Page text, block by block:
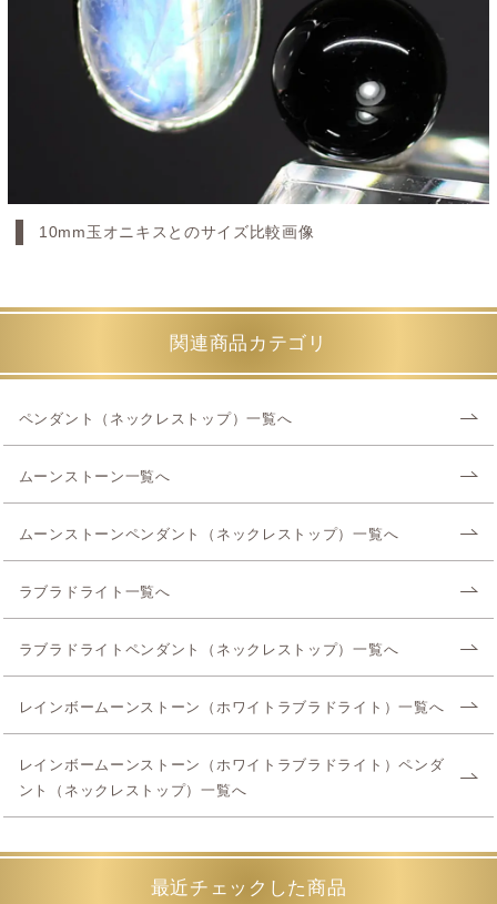
10mm玉オニキスとのサイズ比較画像
関連商品カテゴリ
ペンダント（ネックレストップ）一覧へ
ムーンストーン一覧へ
ムーンストーンペンダント（ネックレストップ）一覧へ
ラブラドライト一覧へ
ラブラドライトペンダント（ネックレストップ）一覧へ
レインボームーンストーン（ホワイトラブラドライト）一覧へ
レインボームーンストーン（ホワイトラブラドライト）ペンダ
ント（ネックレストップ）一覧へ
最近チェックした商品